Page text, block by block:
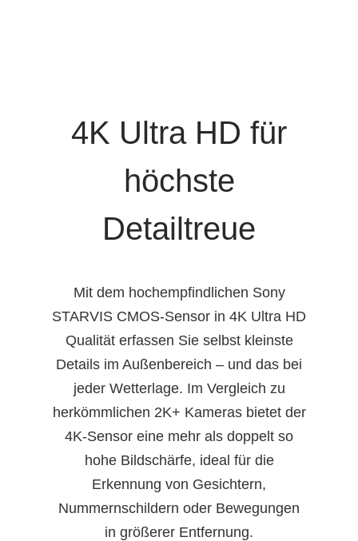
4K Ultra HD für
höchste
Detailtreue
Mit dem hochempfindlichen Sony
STARVIS CMOS-Sensor in 4K Ultra HD
Qualität erfassen Sie selbst kleinste
Details im Außenbereich – und das bei
jeder Wetterlage. Im Vergleich zu
herkömmlichen 2K+ Kameras bietet der
4K-Sensor eine mehr als doppelt so
hohe Bildschärfe, ideal für die
Erkennung von Gesichtern,
Nummernschildern oder Bewegungen
in größerer Entfernung.